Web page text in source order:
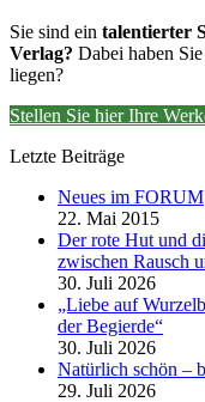
Sie sind ein talentierter
Verlag? Dabei haben Sie
liegen?
Stellen Sie hier Ihre
Letzte Beiträge
Neues im FORUM
22. Mai 2015
Der rote Hut und
zwischen Rausch
30. Juli 2026
„Liebe auf
der Begierde“
30. Juli 2026
Natürlich schön –
29. Juli 2026